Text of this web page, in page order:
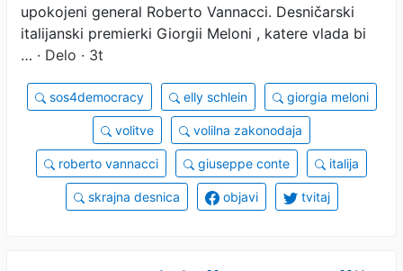
upokojeni general Roberto Vannacci. Desničarski
italijanski premierki Giorgii Meloni , katere vlada bi
… · Delo · 3t
sos4democracy elly schlein giorgia meloni
volitve volilna zakonodaja
roberto vannacci giuseppe conte italija
skrajna desnica objavi tvitaj